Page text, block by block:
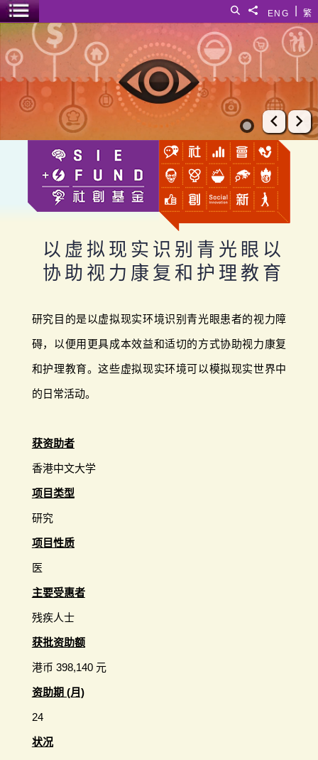
繁
ENG
分享給
搜寻
菜单开关
以虚拟现实识别青光眼以协助视力康复和护理教育
上一张
下
以虚拟现实识别青光眼以
协助视力康复和护理教育
研究目的是以虚拟现实环境识别青光眼患者的视力障
碍，以便用更具成本效益和适切的方式协助视力康复
和护理教育。这些虚拟现实环境可以模拟现实世界中
的日常活动。
获资助者
香港中文大学
项目类型
研究
项目性质
医
主要受惠者
残疾人士
获批资助额
港币 398,140 元
资助期 (月)
24
状况